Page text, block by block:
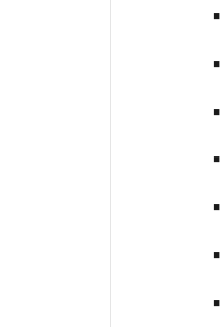
•
•
•
•
•
•
•